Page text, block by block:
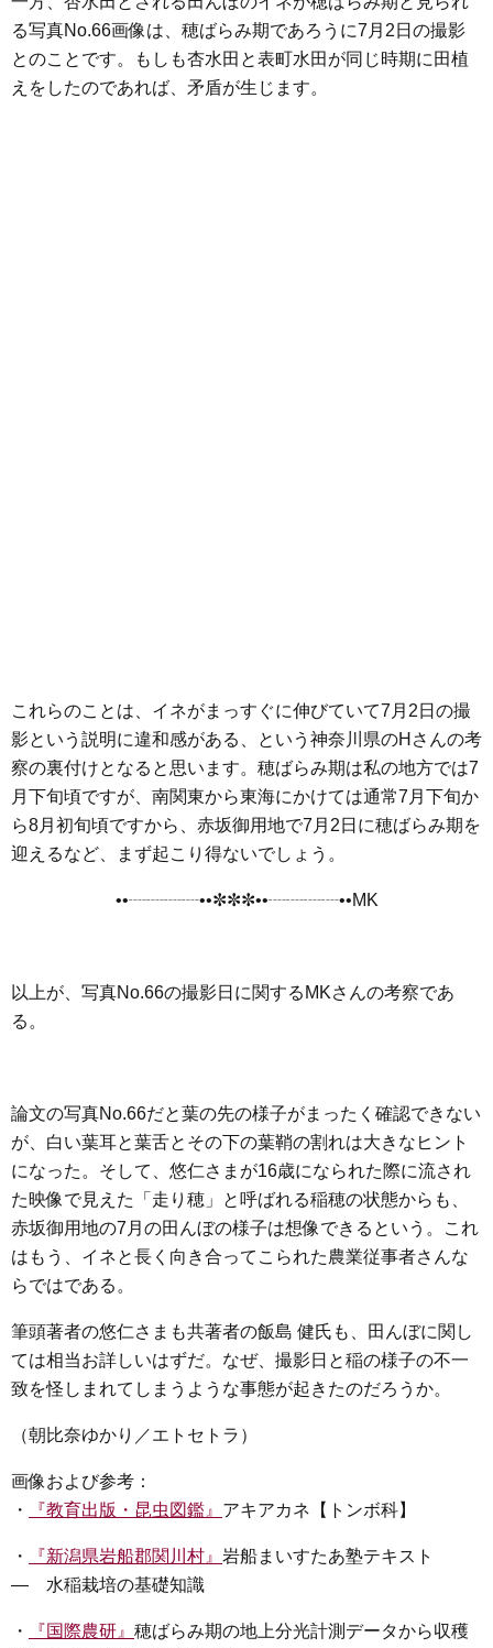
る写真No.66画像は、穂ばらみ期であろうに7月2日の撮影
とのことです。もしも杏水田と表町水田が同じ時期に田植
えをしたのであれば、矛盾が生じます。
これらのことは、イネがまっすぐに伸びていて7月2日の撮
影という説明に違和感がある、という神奈川県のHさんの考
察の裏付けとなると思います。穂ばらみ期は私の地方では7
月下旬頃ですが、南関東から東海にかけては通常7月下旬か
ら8月初旬頃ですから、赤坂御用地で7月2日に穂ばらみ期を
迎えるなど、まず起こり得ないでしょう。
••┈┈┈┈••✼✼✼••┈┈┈┈••MK
以上が、写真No.66の撮影日に関するMKさんの考察であ
る。
論文の写真No.66だと葉の先の様子がまったく確認できない
が、白い葉耳と葉舌とその下の葉鞘の割れは大きなヒント
になった。そして、悠仁さまが16歳になられた際に流され
た映像で見えた「走り穂」と呼ばれる稲穂の状態からも、
赤坂御用地の7月の田んぼの様子は想像できるという。これ
はもう、イネと長く向き合ってこられた農業従事者さんな
らではである。
筆頭著者の悠仁さまも共著者の飯島 健氏も、田んぼに関し
ては相当お詳しいはずだ。なぜ、撮影日と稲の様子の不一
致を怪しまれてしまうような事態が起きたのだろうか。
（朝比奈ゆかり／エトセトラ）
画像および参考：
・
『教育出版・昆虫図鑑』 アキアカネ【トンボ科】
・ 『新潟県岩船郡関川村』 岩船まいすたあ塾テキスト
― 水稲栽培の基礎知識
・ 『国際農研』 穂ばらみ期の地上分光計測データから収穫